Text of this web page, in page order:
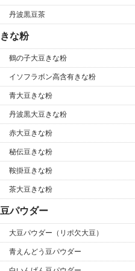
丹波黒豆茶
きな粉
鶴の子大豆きな粉
イソフラボン高含有きな粉
青大豆きな粉
丹波黒大豆きな粉
赤大豆きな粉
秘伝豆きな粉
鞍掛豆きな粉
茶大豆きな粉
豆パウダー
大豆パウダー（リポ欠大豆）
青えんどう豆パウダー